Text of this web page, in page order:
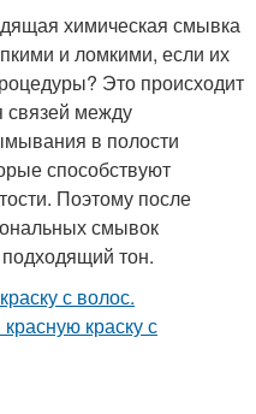
химическая смывка
и ломкими, если их
Это происходит
связей между
в полости
способствуют
Поэтому после
смывок
тон.